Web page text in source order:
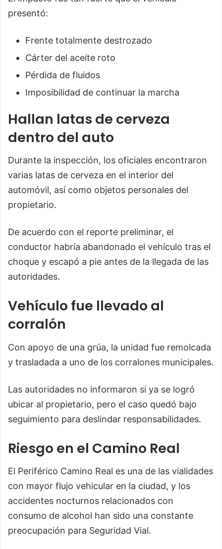
presentó:
Frente totalmente destrozado
Cárter del aceite roto
Pérdida de fluidos
Imposibilidad de continuar la marcha
Hallan latas de cerveza
dentro del auto
Durante la inspección, los oficiales encontraron
varias latas de cerveza en el interior del
automóvil, así como objetos personales del
propietario.
De acuerdo con el reporte preliminar, el
conductor habría abandonado el vehículo tras el
choque y escapó a pie antes de la llegada de las
autoridades.
Vehículo fue llevado al
corralón
Con apoyo de una grúa, la unidad fue remolcada
y trasladada a uno de los corralones municipales.
Las autoridades no informaron si ya se logró
ubicar al propietario, pero el caso quedó bajo
seguimiento para deslindar responsabilidades.
Riesgo en el Camino Real
El Periférico Camino Real es una de las vialidades
con mayor flujo vehicular en la ciudad, y los
accidentes nocturnos relacionados con
consumo de alcohol han sido una constante
preocupación para Seguridad Vial.